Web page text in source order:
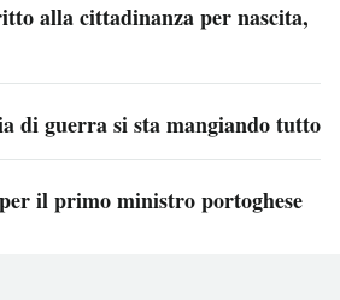
alla cittadinanza per nascita,
di guerra si sta mangiando tutto
il primo ministro portoghese